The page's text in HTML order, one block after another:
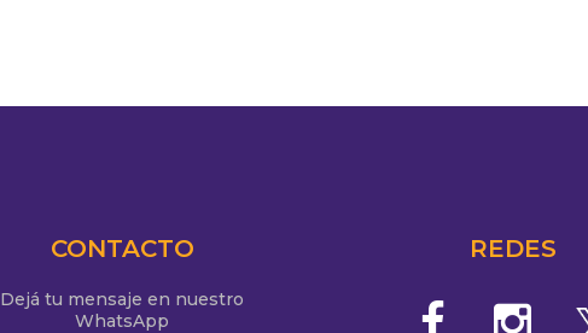
CONTACTO
Dejá tu mensaje en nuestro
WhatsApp
REDES